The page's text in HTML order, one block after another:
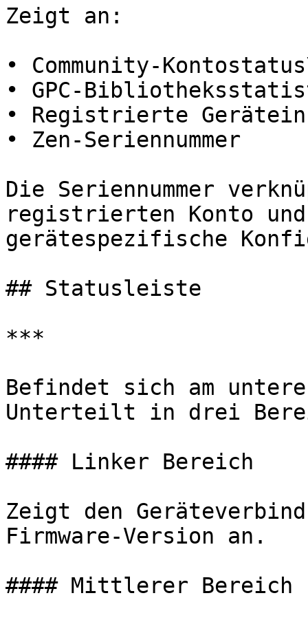
Zeigt an:
• Community-
• GPC-
• Registrierte
• Zen-Seriennummer
Die Seriennummer
registrierten Konto
gerätespezifische
## Statusleiste
***
Befindet sich am
Unterteilt in drei
#### Linker Bereich
Zeigt den
Firmware-Version an.
#### Mittlerer Bereich